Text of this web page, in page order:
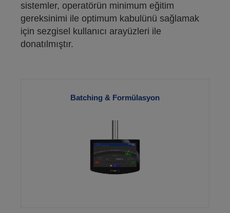
sistemler, operatörün minimum eğitim
gereksinimi ile optimum kabulünü sağlamak
için sezgisel kullanıcı arayüzleri ile
donatılmıştır.
Batching & Formülasyon